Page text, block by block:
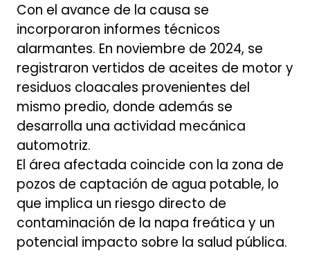
Con el avance de la causa se
incorporaron informes técnicos
alarmantes. En noviembre de 2024, se
registraron vertidos de aceites de motor y
residuos cloacales provenientes del
mismo predio, donde además se
desarrolla una actividad mecánica
automotriz.
El área afectada coincide con la zona de
pozos de captación de agua potable, lo
que implica un riesgo directo de
contaminación de la napa freática y un
potencial impacto sobre la salud pública.